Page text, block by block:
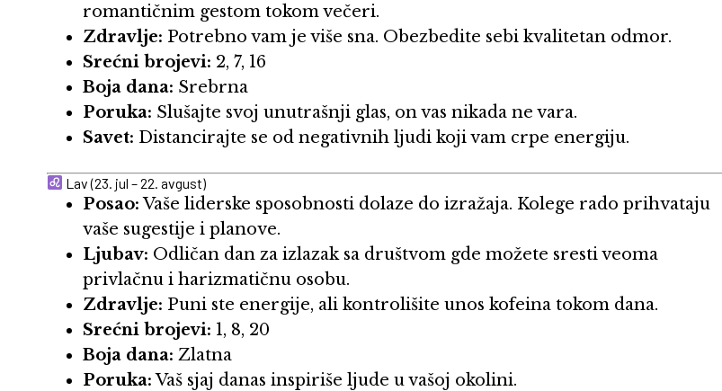
romantičnim gestom tokom večeri.
Zdravlje: Potrebno vam je više sna. Obezbedite sebi kvalitetan odmor.
Srećni brojevi: 2, 7, 16
Boja dana: Srebrna
Poruka: Slušajte svoj unutrašnji glas, on vas nikada ne vara.
Savet: Distancirajte se od negativnih ljudi koji vam crpe energiju.
Lav (23. jul – 22. avgust)
Posao:Vaše liderske sposobnosti dolaze do izražaja. Kolege rado prihvataju
vaše sugestije i planove.
Ljubav: Odličan dan za izlazak sa društvom gde možete sresti veoma
privlačnu i harizmatičnu osobu.
Zdravlje: Puni ste energije, ali kontrolišite unos kofeina tokom dana.
Srećni brojevi: 1, 8, 20
Boja dana: Zlatna
Poruka:Vaš sjaj danas inspiriše ljude u vašoj okolini.